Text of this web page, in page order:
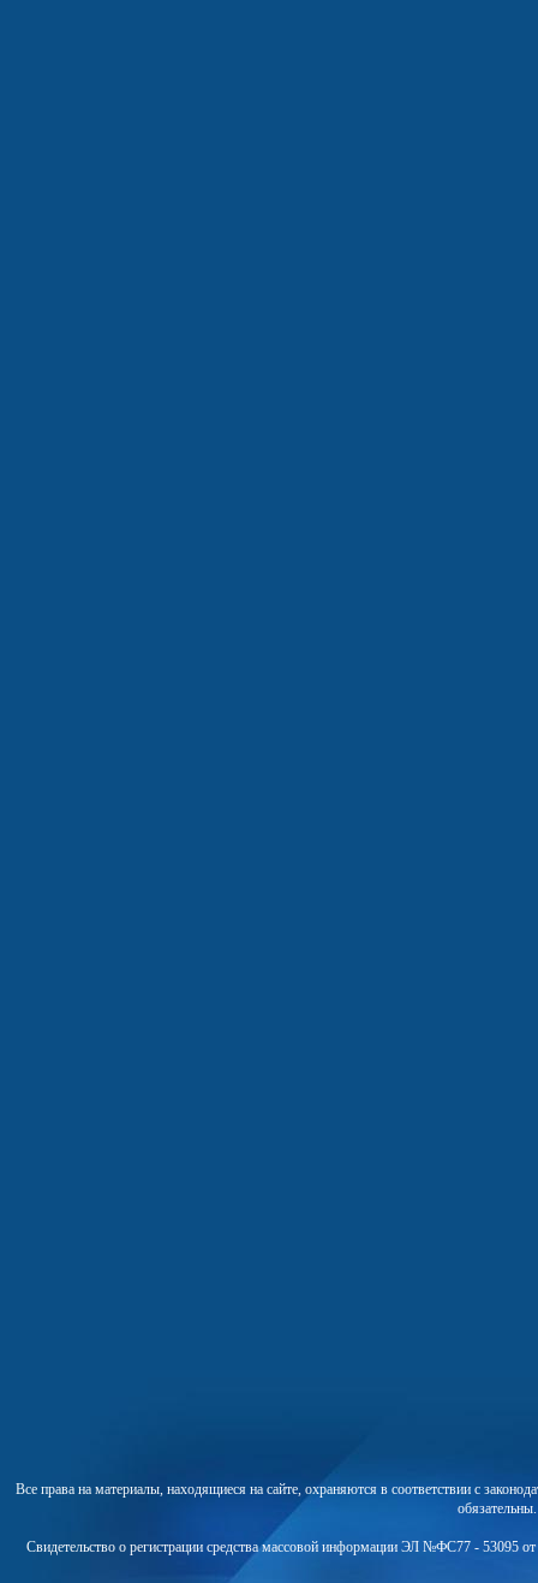
Все права на материалы, находящиеся на сайте, охраняются в соответствии с
Свидетельство о регистрации средства массовой информации ЭЛ №ФС77 - 53095